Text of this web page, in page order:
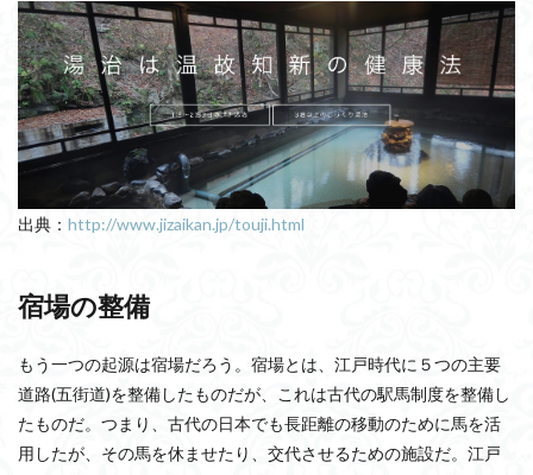
出典： http://www.jizaikan.jp/touji.html
宿場の整備
もう一つの起源は宿場だろう。宿場とは、江戸時代に５つの主要
道路(五街道)を整備したものだが、これは古代の駅馬制度を整備し
たものだ。つまり、古代の日本でも長距離の移動のために馬を活
用したが、その馬を休ませたり、交代させるための施設だ。江戸